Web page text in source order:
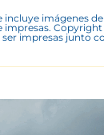
incluye imágenes
impresas.
impresas junto